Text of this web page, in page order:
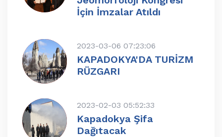
İçin İmzalar Atıldı
2023-03-06 07:23:06
KAPADOKYA'DA TURİZM
RÜZGARI
2023-02-03 05:52:33
Kapadokya Şifa
Dağıtacak